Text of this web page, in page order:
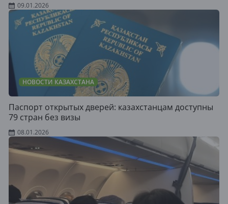
09.01.2026
НОВОСТИ КАЗАХСТАНА
Паспорт открытых дверей: казахстанцам доступны
79 стран без визы
08.01.2026